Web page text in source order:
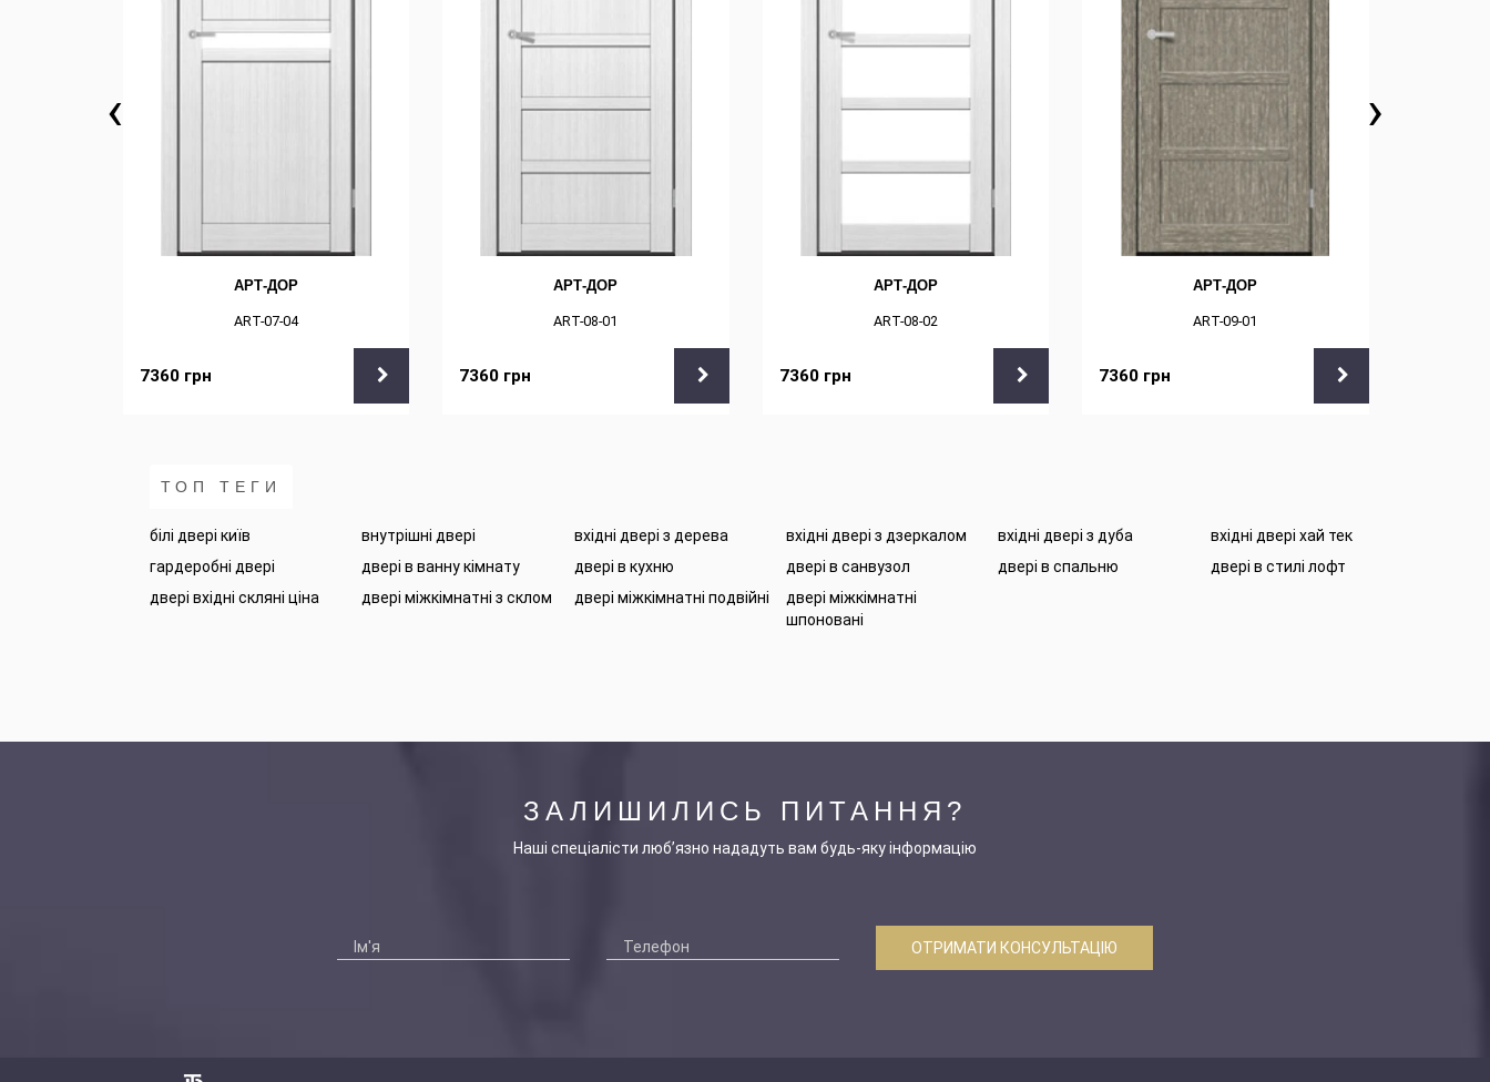
АРТ-ДОР
ART-07-04
7360 грн
АРТ-ДОР
ART-08-01
7360 грн
АРТ-ДОР
ART-08-02
7360 грн
АРТ-ДОР
ART-09-01
7360 грн
‹ ›
ТОП ТЕГИ
білі двері київ внутрішні двері вхідні двері з дерева вхідні двері з дзеркалом вхідні двері з дуба
вхідні двері хай тек
гардеробні двері
двері в ванну кімнату двері в кухню двері в санвузол двері в спальню
двері в стилі лофт
двері вхідні скляні ціна
двері міжкімнатні з склом двері міжкімнатні подвійні
двері міжкімнатні
шпоновані
ЗАЛИШИЛИСЬ ПИТАННЯ?
Наші спеціалісти люб’язно нададуть вам будь-яку інформацію
ОТРИМАТИ КОНСУЛЬТАЦІЮ